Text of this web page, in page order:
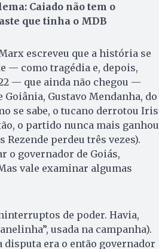
Caiado não tem o
que tinha o MDB
escreveu que a história se
— como tragédia e, depois,
— que ainda não chegou —
Gustavo Mendanha, do
se sabe, o tucano derrotou Iris
o partido nunca mais ganhou
perdeu três vezes).
o governador de Goiás,
vale examinar algumas
de poder. Havia,
usada na campanha).
disputa era o então governador